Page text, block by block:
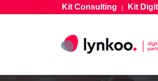
Kit Consulting|Kit